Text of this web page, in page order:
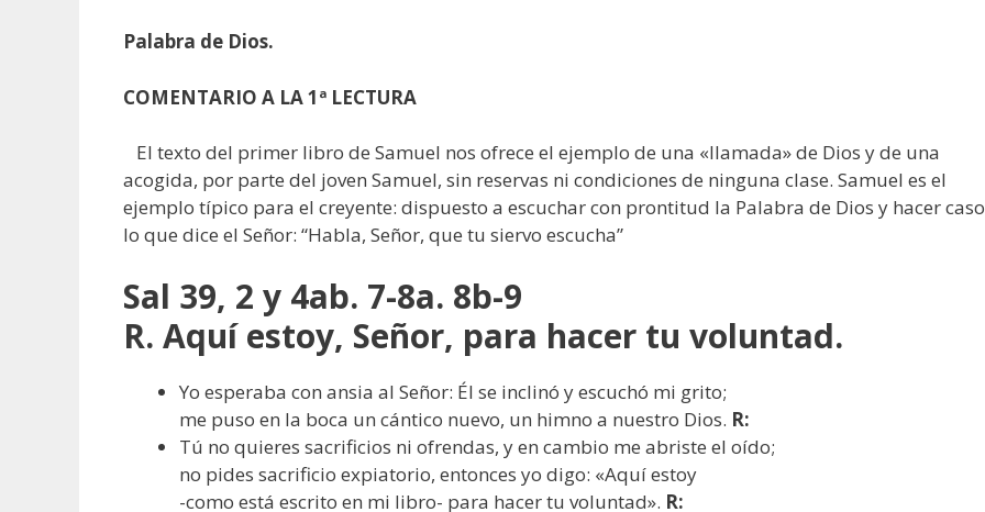
Palabra de Dios.
COMENTARIO A LA 1ª LECTURA
El texto del primer libro de Samuel nos ofrece el ejemplo de una «llamada» de Dios y de una
acogida, por parte del joven Samuel, sin reservas ni condiciones de ninguna clase. Samuel es el
ejemplo típico para el creyente: dispuesto a escuchar con prontitud la Palabra de Dios y hacer
lo que dice el Señor: “Habla, Señor, que tu siervo escucha”
Sal 39, 2 y 4ab. 7-8a. 8b-9
R. Aquí estoy, Señor, para hacer tu voluntad.
Yo esperaba con ansia al Señor: Él se inclinó y escuchó mi grito;
me puso en la boca un cántico nuevo, un himno a nuestro Dios. R:
Tú no quieres sacrificios ni ofrendas, y en cambio me abriste el oído;
no pides sacrificio expiatorio, entonces yo digo: «Aquí estoy
-como está escrito en mi libro- para hacer tu voluntad». R: